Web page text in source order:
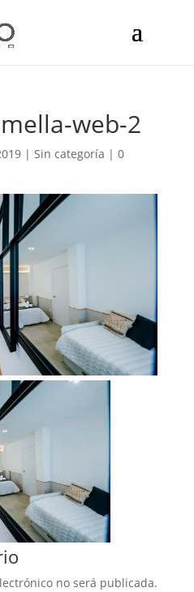
web-2
| Sin categoría | 0
no será publicada.